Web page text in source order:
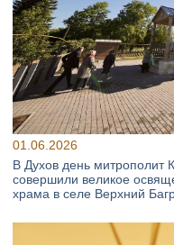
01.06.2026
В Духов день
совершили великое
храма в селе Верхний